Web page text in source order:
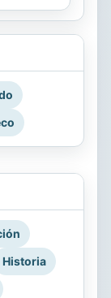
Historia